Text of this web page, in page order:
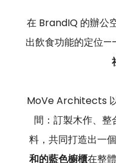
在 BrandIQ 的辦公
出飲食功能的定位
MoVe Architects
間：訂製木作、
料，共同打造出一
和的藍色櫥櫃在整